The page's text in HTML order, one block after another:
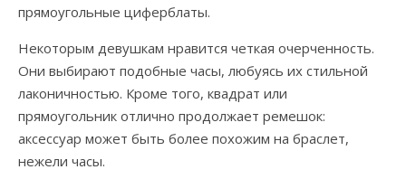
прямоугольные циферблаты.
Некоторым девушкам нравится четкая очерченность.
Они выбирают подобные часы, любуясь их стильной
лаконичностью. Кроме того, квадрат или
прямоугольник отлично продолжает ремешок:
аксессуар может быть более похожим на браслет,
нежели часы.